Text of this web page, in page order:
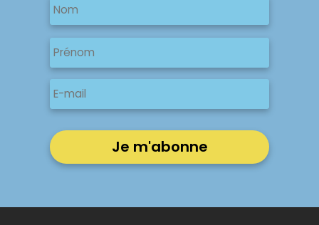
Nom
Nom
Prénom
E-
mail